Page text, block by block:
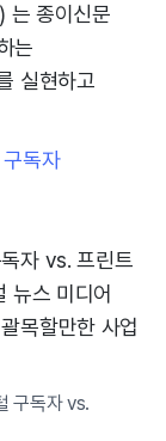
종이신문
는
실현하고
독자
자 vs. 프린트
뉴스 미디어
목할만한 사업
구독자 vs.